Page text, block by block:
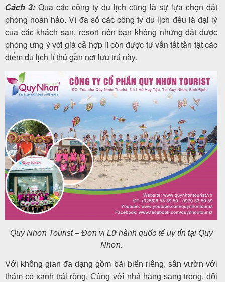
Cách 3: Qua các công ty du lịch cũng là sự lựa chọn đặt
phòng hoàn hảo. Vì đa số các công ty du lịch đều là đại lý
của các khách sạn, resort nên bạn không những đặt được
phòng ưng ý với giá cả hợp lí còn được tư vấn tất tần tật các
điểm du lịch lí thú gần nơi lưu trú này.
Quy Nhơn Tourist – Đơn vị Lữ hành quốc tế uy tín tại Quy
Nhơn.
Với không gian đa dạng gồm bãi biển riêng, sân vườn với
thảm cỏ xanh trải rộng. Cùng với nhà hàng sang trọng, đội